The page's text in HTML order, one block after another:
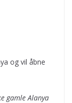
og vil åbne
gamle Alanya